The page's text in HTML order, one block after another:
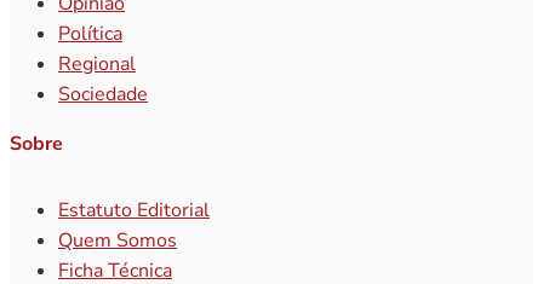
Política
Regional
Sociedade
Sobre
Estatuto Editorial
Quem Somos
Ficha Técnica